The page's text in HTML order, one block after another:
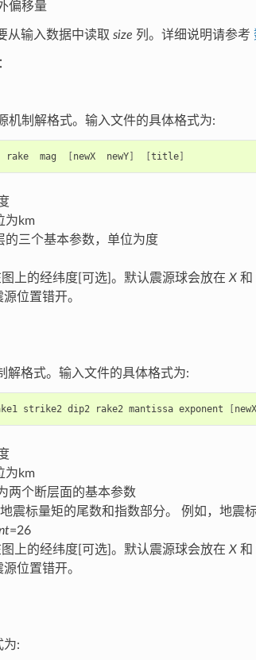
偏移量
从输入数据中读取 size 列。详细说明请参考
机制解格式。输入文件的具体格式为:
rake mag newX newY] title]
为km
的三个基本参数，单位为度
上的经纬度[可选]。默认震源球会放在X和
位置错开。
解格式。输入文件的具体格式为:
strike2 dip2 rake2 mantissa exponent newX
为km
两个断层面的基本参数
震标量矩的尾数和指数部分。 例如，地震
=26
上的经纬度[可选]。默认震源球会放在X和
位置错开。
为: